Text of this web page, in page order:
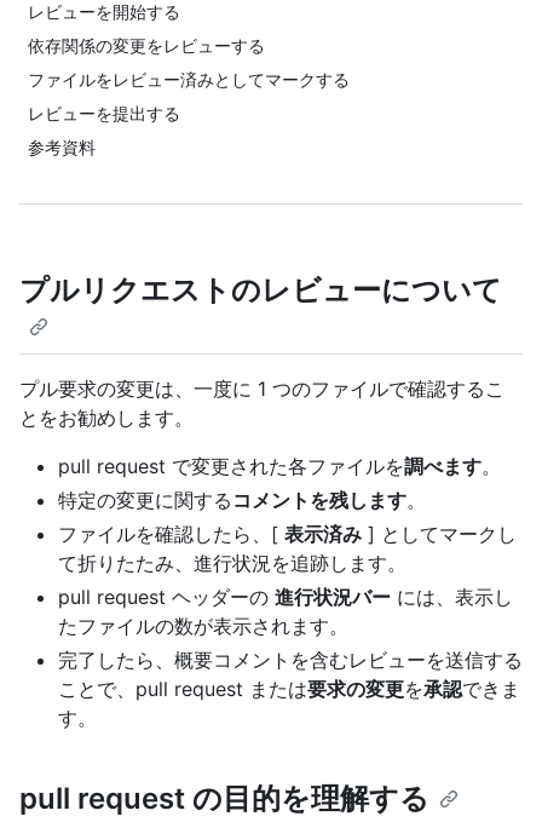
レビューを開始する
依存関係の変更をレビューする
ファイルをレビュー済みとしてマークする
レビューを提出する
参考資料
プルリクエストのレビューについて
プル要求の変更は、一度に 1 つのファイルで確認するこ
とをお勧めします。
pull request で変更された各ファイルを調べます。
特定の変更に関する コメントを残します。
ファイルを確認したら、[ 表示済み ] としてマークし
て折りたたみ、進行状況を追跡します。
pull request ヘッダーの 進行状況バー には、表示し
たファイルの数が表示されます。
完了したら、概要コメントを含むレビューを送信する
ことで、pull request または要求の変更を承認できま
す。
pull request の目的を理解する